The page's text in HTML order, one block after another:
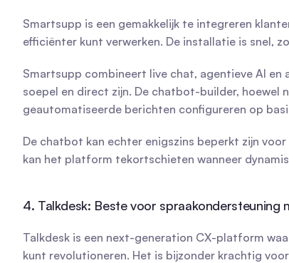
Smartsupp is een gemakkelijk te integreren
efficiënter kunt verwerken. De installatie is snel,
Smartsupp combineert live chat, agentieve AI
soepel en direct zijn. De chatbot-builder, hoewel
geautomatiseerde berichten configureren op
De chatbot kan echter enigszins beperkt zijn
kan het platform tekortschieten wanneer
4. Talkdesk: Beste voor spraakondersteuning
Talkdesk is een next-generation CX-platform
kunt revolutioneren. Het is bijzonder krachtig